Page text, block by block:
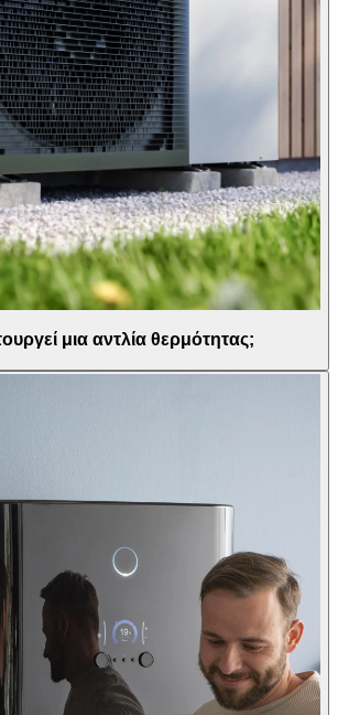
μια αντλία θερμότητας;